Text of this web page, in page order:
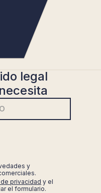
legal
y
privacidad y el
el formulario.